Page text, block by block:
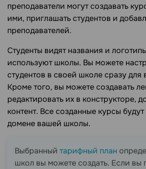
преподаватели могут создавать
ими, приглашать студентов и
преподавателей.
Студенты видят названия и
используют школы. Вы можете
студентов в своей школе сразу для
Кроме того, вы можете создавать
редактировать их в конструкторе,
контент. Все созданные курсы
домене вашей школы.
Выбранный тарифный план
школ вы можете создать. Если вы